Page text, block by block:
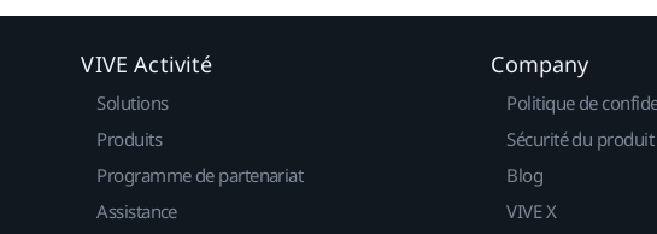
VIVE Activité
Solutions
Produits
Programme de partenariat
Assistance
Company
Politique de
Sécurité du produit
Blog
VIVE X